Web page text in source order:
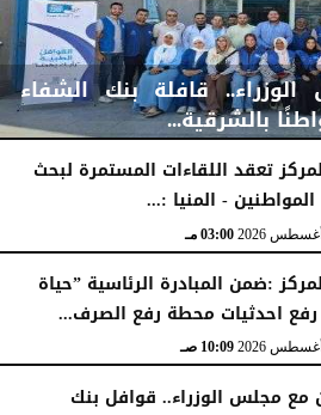
قافلة بنك الشفاء
تعقد اللقاءات المستمرة لبحث
- المنيا :...
03:00 مـ
:ضمن المبادرة الرئاسية ”حياة
رفع احدثيات محطة رفع الصرف...
10:09 صـ
مع مجلس الوزراء.. قوافل بنك